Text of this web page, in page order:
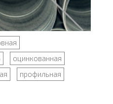
оцинкованная
профильная